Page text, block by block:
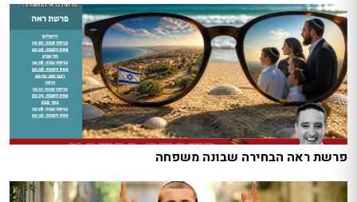
פרשת ראה הבחירה שבונה משפחה